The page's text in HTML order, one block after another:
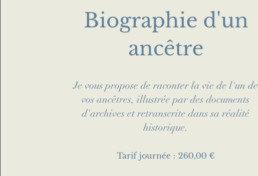
Biographie d'un
ancêtre
Je vous propose de raconter la vie de l'un de
vos ancêtres, illustrée par des documents
d'archives et retranscrite dans sa réalité
historique.
Tarif journée : 260,00 €